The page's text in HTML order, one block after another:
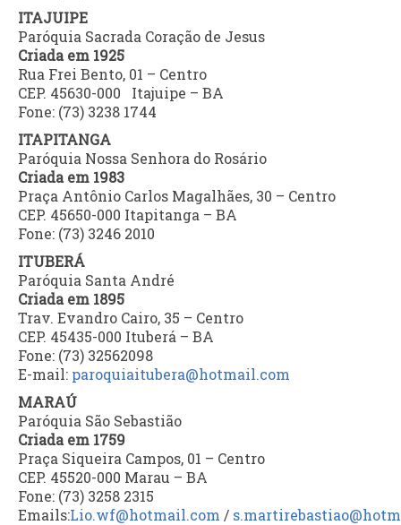
ITAJUIPE
Paróquia Sacrada Coração de Jesus
Criada em 1925
Rua Frei Bento, 01 – Centro
CEP. 45630-000 Itajuipe – BA
Fone: (73) 3238 1744
ITAPITANGA
Paróquia Nossa Senhora do Rosário
Criada em 1983
Praça Antônio Carlos Magalhães, 30 – Centro
CEP. 45650-000 Itapitanga – BA
Fone: (73) 3246 2010
ITUBERÁ
Paróquia Santa André
Criada em 1895
Trav. Evandro Cairo, 35 – Centro
CEP. 45435-000 Ituberá – BA
Fone: (73) 32562098
E-mail: paroquiaitubera@hotmail.com
MARAÚ
Paróquia São Sebastião
Criada em 1759
Praça Siqueira Campos, 01 – Centro
CEP. 45520-000 Marau – BA
Fone: (73) 3258 2315
Emails:Lio.wf@hotmail.com /